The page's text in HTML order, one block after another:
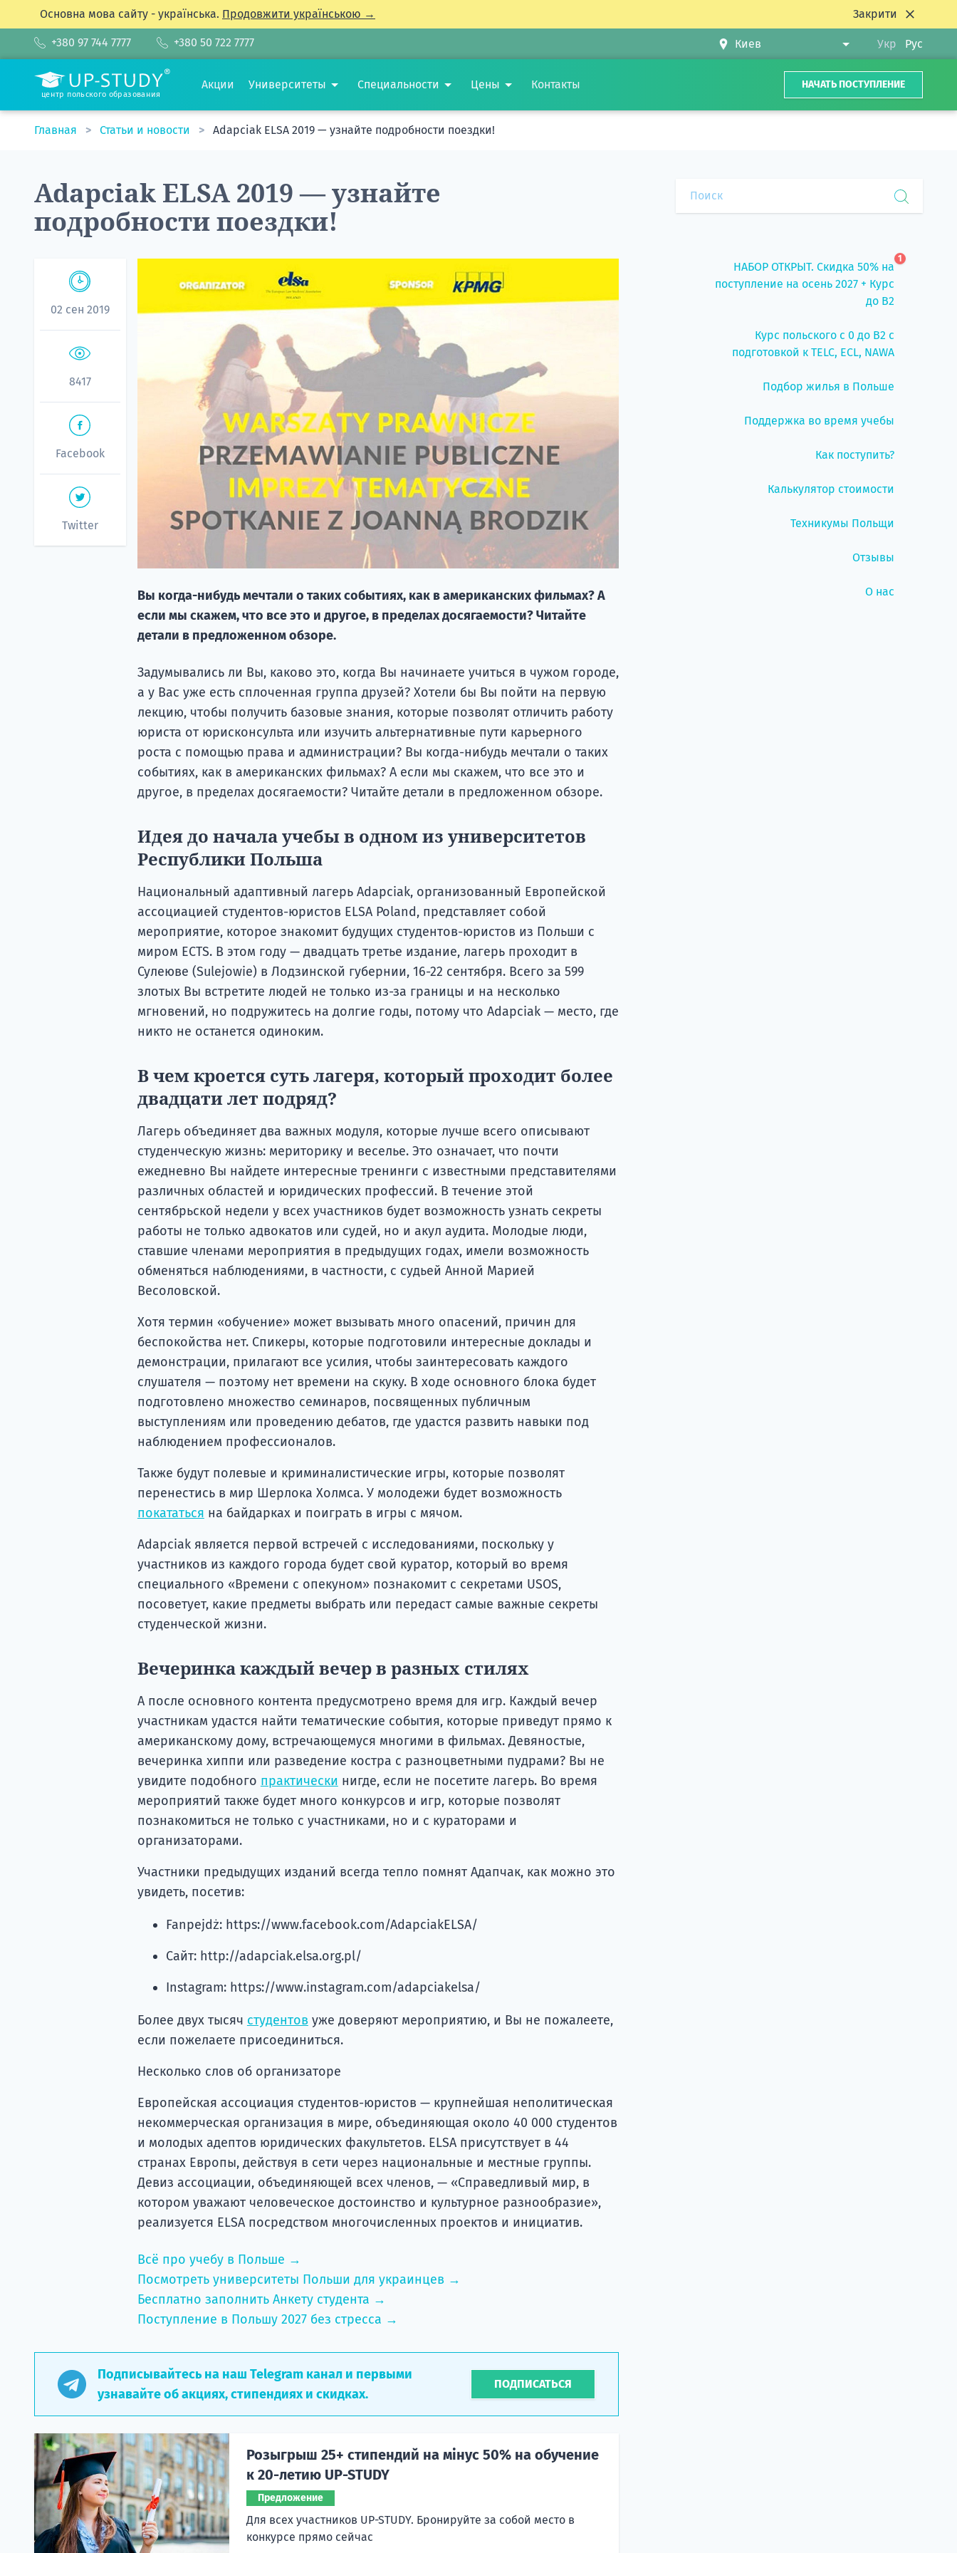
Основна мова сайту - українська. Продовжити українською → Закрити
+380 97 744 7777 +380 50 722 7777 Укр Рус
центр польского образования
Акции Университеты Специальности Цены Контакты НАЧАТЬ ПОСТУПЛЕНИЕ
Главная Статьи и новости Adapciak ELSA 2019 — узнайте подробности поездки!
Adapciak ELSA 2019 — узнайте
подробности поездки!
02 сен 2019
8417
Facebook
Twitter
Вы когда-нибудь мечтали о таких событиях, как в американских фильмах? А
если мы скажем, что все это и другое, в пределах досягаемости? Читайте
детали в предложенном обзоре.
Задумывались ли Вы, каково это, когда Вы начинаете учиться в чужом городе,
а у Вас уже есть сплоченная группа друзей? Хотели бы Вы пойти на первую
лекцию, чтобы получить базовые знания, которые позволят отличить работу
юриста от юрисконсульта или изучить альтернативные пути карьерного
роста с помощью права и администрации? Вы когда-нибудь мечтали о таких
событиях, как в американских фильмах? А если мы скажем, что все это и
другое, в пределах досягаемости? Читайте детали в предложенном обзоре.
Идея до начала учебы в одном из университетов
Республики Польша
Национальный адаптивный лагерь Adapciak, организованный Европейской
ассоциацией студентов-юристов ELSA Poland, представляет собой
мероприятие, которое знакомит будущих студентов-юристов из Польши с
миром ECTS. В этом году — двадцать третье издание, лагерь проходит в
Сулеюве (Sulejowie) в Лодзинской губернии, 16-22 сентября. Всего за 599
злотых Вы встретите людей не только из-за границы и на несколько
мгновений, но подружитесь на долгие годы, потому что Adapciak — место, где
никто не останется одиноким.
В чем кроется суть лагеря, который проходит более
двадцати лет подряд?
Лагерь объединяет два важных модуля, которые лучше всего описывают
студенческую жизнь: мериторику и веселье. Это означает, что почти
ежедневно Вы найдете интересные тренинги с известными представителями
различных областей и юридических профессий. В течение этой
сентябрьской недели у всех участников будет возможность узнать секреты
работы не только адвокатов или судей, но и акул аудита. Молодые люди,
ставшие членами мероприятия в предыдущих годах, имели возможность
обменяться наблюдениями, в частности, с судьей Анной Марией
Весоловской.
Хотя термин «обучение» может вызывать много опасений, причин для
беспокойства нет. Спикеры, которые подготовили интересные доклады и
демонстрации, прилагают все усилия, чтобы заинтересовать каждого
слушателя — поэтому нет времени на скуку. В ходе основного блока будет
подготовлено множество семинаров, посвященных публичным
выступлениям или проведению дебатов, где удастся развить навыки под
наблюдением профессионалов.
Также будут полевые и криминалистические игры, которые позволят
перенестись в мир Шерлока Холмса. У молодежи будет возможность
покататься на байдарках и поиграть в игры с мячом.
Adapciak является первой встречей с исследованиями, поскольку у
участников из каждого города будет свой куратор, который во время
специального «Времени с опекуном» познакомит с секретами USOS,
посоветует, какие предметы выбрать или передаст самые важные секреты
студенческой жизни.
Вечеринка каждый вечер в разных стилях
А после основного контента предусмотрено время для игр. Каждый вечер
участникам удастся найти тематические события, которые приведут прямо к
американскому дому, встречающемуся многими в фильмах. Девяностые,
вечеринка хиппи или разведение костра с разноцветными пудрами? Вы не
увидите подобного практически нигде, если не посетите лагерь. Во время
мероприятий также будет много конкурсов и игр, которые позволят
познакомиться не только с участниками, но и с кураторами и
организаторами.
Участники предыдущих изданий всегда тепло помнят Адапчак, как можно это
увидеть, посетив:
Fanpejdż: https://www.facebook.com/AdapciakELSA/
Сайт: http://adapciak.elsa.org.pl/
Instagram: https://www.instagram.com/adapciakelsa/
Более двух тысяч студентов уже доверяют мероприятию, и Вы не пожалеете,
если пожелаете присоединиться.
Несколько слов об организаторе
Европейская ассоциация студентов-юристов — крупнейшая неполитическая
некоммерческая организация в мире, объединяющая около 40 000 студентов
и молодых адептов юридических факультетов. ELSA присутствует в 44
странах Европы, действуя в сети через национальные и местные группы.
Девиз ассоциации, объединяющей всех членов, — «Справедливый мир, в
котором уважают человеческое достоинство и культурное разнообразие»,
реализуется ELSA посредством многочисленных проектов и инициатив.
Всё про учебу в Польше →
Посмотреть университеты Польши для украинцев →
Бесплатно заполнить Анкету студента →
Поступление в Польшу 2027 без стресса →
Подписывайтесь на наш Telegram канал и первыми
узнавайте об акциях, стипендиях и скидках.
ПОДПИСАТЬСЯ
Розыгрыш 25+ стипендий на мінус 50% на обучение
к 20-летию UP-STUDY
Предложение
Для всех участников UP-STUDY. Бронируйте за собой место в
конкурсе прямо сейчас
НАБОР ОТКРЫТ. Скидка 50% на
поступление на осень 2027 + Курс
до B2
1
Курс польского с 0 до B2 с
подготовкой к TELC, ECL, NAWA
Подбор жилья в Польше
Поддержка во время учебы
Как поступить?
Калькулятор стоимости
Техникумы Польщи
Отзывы
О нас